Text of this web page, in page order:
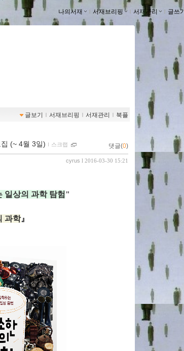
나의서재 서재브리핑 서재관리 글쓰기
글보기 ｌ 서재브리핑 ｌ 서재관리 ｌ 북플
(~ 4월 3일) ｌ 스크랩 댓글(0)
cyrus l 2016-03-30 15:21
일상의 과학 탐험 "
과학』